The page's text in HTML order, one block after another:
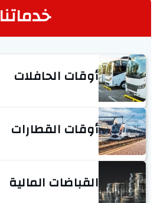
خدماتنا
أوقات الحافلات
أوقات القطارات
القباضات المالية